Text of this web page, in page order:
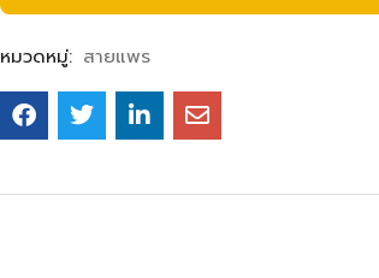
หมวดหมู่: สายแพร